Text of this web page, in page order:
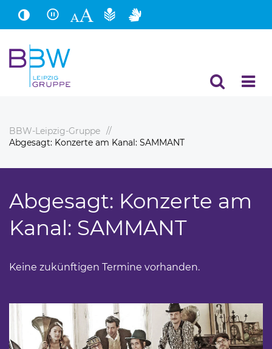
Hauptinhalt
Fußbereich
BBW-Leipzig-Gruppe
Abgesagt: Konzerte am Kanal: SAMMANT
Abgesagt: Konzerte am
Kanal: SAMMANT
Keine zukünftigen Termine vorhanden.